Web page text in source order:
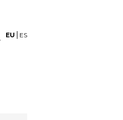
EU ES